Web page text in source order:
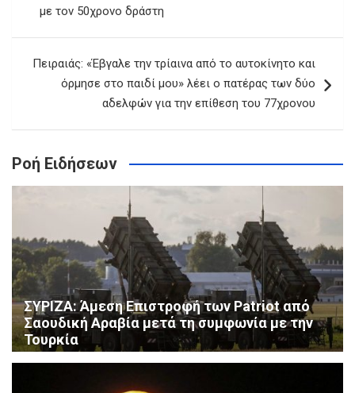
με τον 50χρονο δράστη
Πειραιάς: «Έβγαλε την τρίαινα από το αυτοκίνητο και
όρμησε στο παιδί μου» λέει ο πατέρας των δύο
αδελφών για την επίθεση του 77χρονου
Ροή Ειδήσεων
ΣΥΡΙΖΑ: Άμεση Επιστροφή των Patriot από
Σαουδική Αραβία μετά τη συμφωνία με την
Τουρκία